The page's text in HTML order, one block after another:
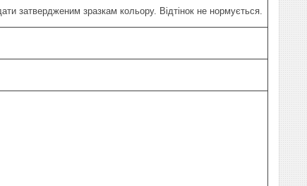
затвердженим зразкам кольору. Відтінок не нормується.